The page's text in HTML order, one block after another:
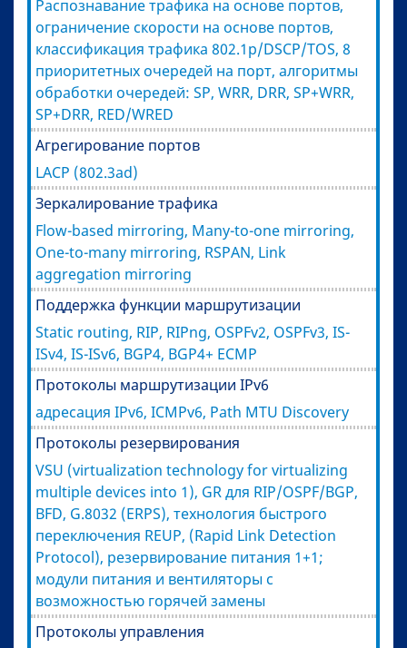
Распознавание трафика на основе портов,
ограничение скорости на основе портов,
классификация трафика 802.1p/DSCP/TOS, 8
приоритетных очередей на порт, алгоритмы
обработки очередей: SP, WRR, DRR, SP+WRR,
SP+DRR, RED/WRED
Агрегирование портов
LACP (802.3ad)
Зеркалирование трафика
Flow-based mirroring, Many-to-one mirroring,
One-to-many mirroring, RSPAN, Link
aggregation mirroring
Поддержка функции маршрутизации
Static routing, RIP, RIPng, OSPFv2, OSPFv3, IS-
ISv4, IS-ISv6, BGP4, BGP4+ ECMP
Протоколы маршрутизации IPv6
адресация IPv6, ICMPv6, Path MTU Discovery
Протоколы резервирования
VSU (virtualization technology for virtualizing
multiple devices into 1), GR для RIP/OSPF/BGP,
BFD, G.8032 (ERPS), технология быстрого
переключения REUP, (Rapid Link Detection
Protocol), резервирование питания 1+1;
модули питания и вентиляторы с
возможностью горячей замены
Протоколы управления